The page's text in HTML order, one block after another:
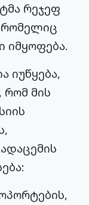
რეჯეფ
რომელიც
იმყოფება.
იუწყება,
მის